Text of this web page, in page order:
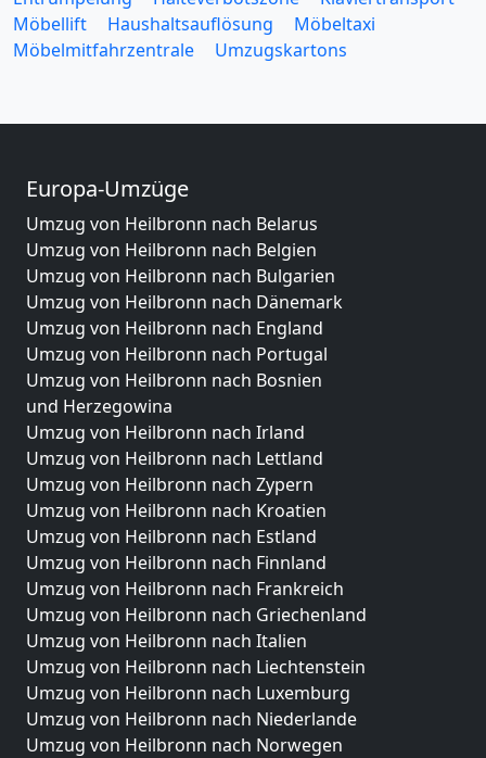
Möbellift
Haushaltsauflösung
Möbeltaxi
Möbelmitfahrzentrale
Umzugskartons
Europa-Umzüge
Umzug von Heilbronn nach Belarus
Umzug von Heilbronn nach Belgien
Umzug von Heilbronn nach Bulgarien
Umzug von Heilbronn nach Dänemark
Umzug von Heilbronn nach England
Umzug von Heilbronn nach Portugal
Umzug von Heilbronn nach Bosnien
und Herzegowina
Umzug von Heilbronn nach Irland
Umzug von Heilbronn nach Lettland
Umzug von Heilbronn nach Zypern
Umzug von Heilbronn nach Kroatien
Umzug von Heilbronn nach Estland
Umzug von Heilbronn nach Finnland
Umzug von Heilbronn nach Frankreich
Umzug von Heilbronn nach Griechenland
Umzug von Heilbronn nach Italien
Umzug von Heilbronn nach Liechtenstein
Umzug von Heilbronn nach Luxemburg
Umzug von Heilbronn nach Niederlande
Umzug von Heilbronn nach Norwegen